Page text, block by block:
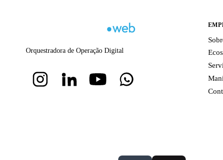
Orquestradora de Operação Digital